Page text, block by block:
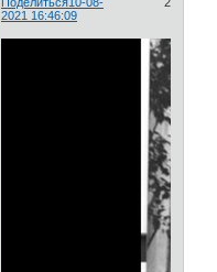
2021 16:46:09